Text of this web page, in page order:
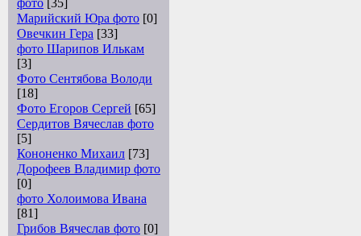
фото [35]
Марийский Юра фото [0]
Овечкин Гера [33]
фото Шарипов Илькам
[3]
Фото Сентябова Володи
[18]
Фото Егоров Сергей [65]
Сердитов Вячеслав фото
[5]
Кононенко Михаил [73]
Дорофеев Владимир фото
[0]
фото Холоимова Ивана
[81]
Грибов Вячеслав фото [0]